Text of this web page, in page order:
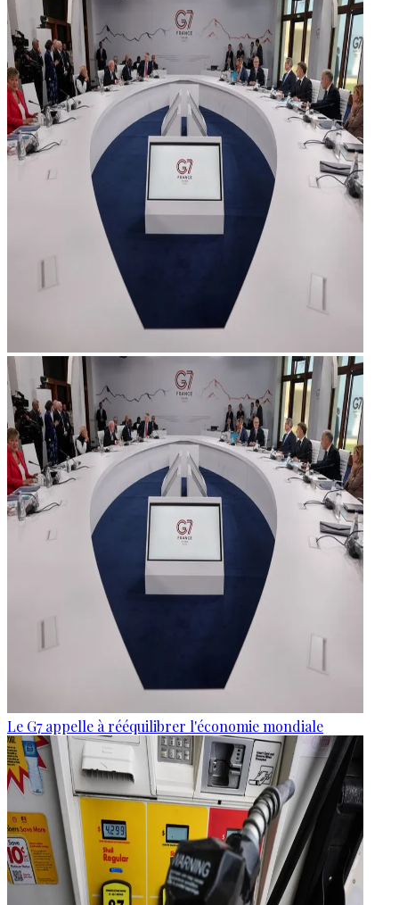
Le G7 appelle à rééquilibrer l'économie mondiale